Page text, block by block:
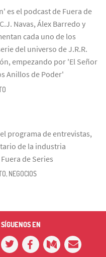
es el podcast de Fuera de
Navas, Álex Barredo y
cada uno de los
del universo de J.R.R.
empezando por 'El Señor
Anillos de Poder'
programa de entrevistas,
de la industria
de Series
NEGOCIOS
SÍGUENOS EN